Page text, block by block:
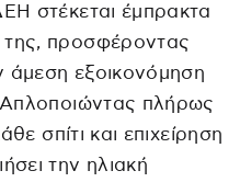
στέκεται έμπρακτα
προσφέροντας
άμεση εξοικονόμηση
Απλοποιώντας πλήρως
σπίτι και επιχείρηση
την ηλιακή